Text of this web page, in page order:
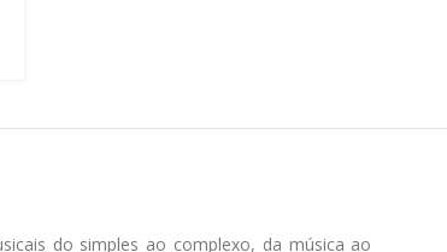
do simples ao complexo, da música ao